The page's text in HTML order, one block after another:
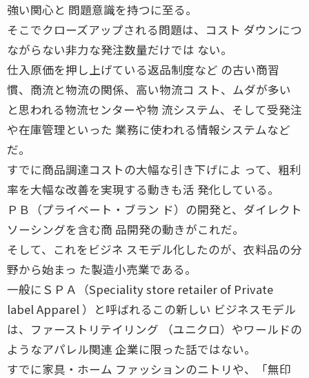
強い関心と 問題意識を持つに至る。
そこでクローズアップされる問題は、コスト ダウンにつ
ながらない非力な発注数量だけでは ない。
仕入原価を押し上げている返品制度など の古い商習
慣、商流と物流の関係、高い物流コ スト、ムダが多い
と思われる物流センターや物 流システム、そして受発注
や在庫管理といった 業務に使われる情報システムなど
だ。
すでに商品調達コストの大幅な引き下げによ って、粗利
率を大幅な改善を実現する動きも活 発化している。
ＰＢ（プライベート・ブラン ド）の開発と、ダイレクト
ソーシングを含む商 品開発の動きがこれだ。
そして、これをビジネ スモデル化したのが、衣料品の分
野から始まっ た製造小売業である。
一般にＳＰＡ（Speciality store retailer of Private
label Apparel ）と呼ばれるこの新しい ビジネスモデル
は、ファーストリテイリング （ユニクロ）やワールドの
ようなアパレル関連 企業に限った話ではない。
すでに家具・ホーム ファッションのニトリや、「無印